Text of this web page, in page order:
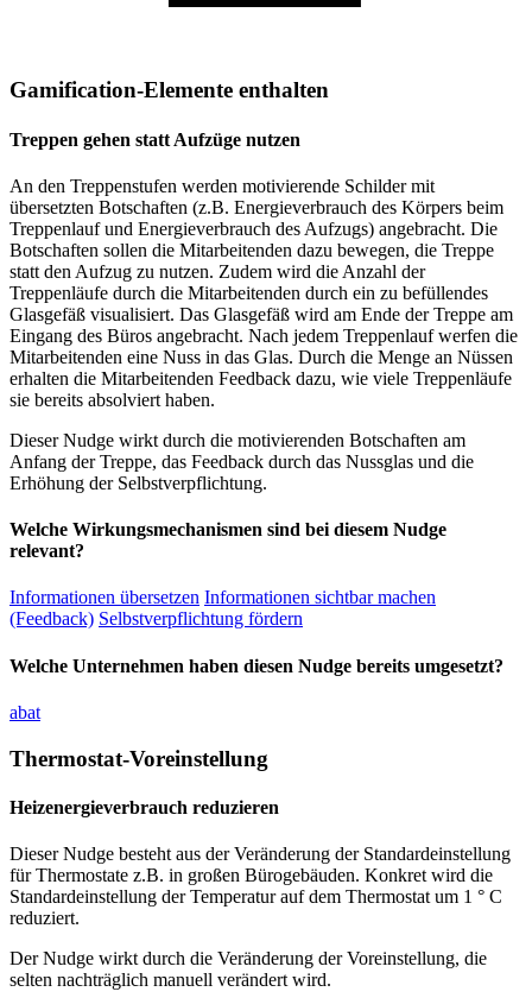
Gamification-Elemente enthalten
Treppen gehen statt Aufzüge nutzen
An den Treppenstufen werden motivierende Schilder mit
übersetzten Botschaften (z.B. Energieverbrauch des Körpers beim
Treppenlauf und Energieverbrauch des Aufzugs) angebracht. Die
Botschaften sollen die Mitarbeitenden dazu bewegen, die Treppe
statt den Aufzug zu nutzen. Zudem wird die Anzahl der
Treppenläufe durch die Mitarbeitenden durch ein zu befüllendes
Glasgefäß visualisiert. Das Glasgefäß wird am Ende der Treppe am
Eingang des Büros angebracht. Nach jedem Treppenlauf werfen die
Mitarbeitenden eine Nuss in das Glas. Durch die Menge an Nüssen
erhalten die Mitarbeitenden Feedback dazu, wie viele Treppenläufe
sie bereits absolviert haben.
Dieser Nudge wirkt durch die motivierenden Botschaften am
Anfang der Treppe, das Feedback durch das Nussglas und die
Erhöhung der Selbstverpflichtung.
Welche Wirkungsmechanismen sind bei diesem Nudge
relevant?
Informationen übersetzen Informationen sichtbar machen
(Feedback) Selbstverpflichtung fördern
Welche Unternehmen haben diesen Nudge bereits umgesetzt?
abat
Thermostat-Voreinstellung
Heizenergieverbrauch reduzieren
Dieser Nudge besteht aus der Veränderung der Standardeinstellung
für Thermostate z.B. in großen Bürogebäuden. Konkret wird die
Standardeinstellung der Temperatur auf dem Thermostat um 1 ° C
reduziert.
Der Nudge wirkt durch die Veränderung der Voreinstellung, die
selten nachträglich manuell verändert wird.